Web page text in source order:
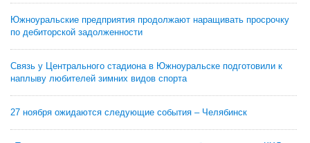
Южноуральские предприятия продолжают наращивать просрочку
по дебиторской задолженности
Связь у Центрального стадиона в Южноуральске подготовили к
наплыву любителей зимних видов спорта
27 ноября ожидаются следующие события – Челябинск